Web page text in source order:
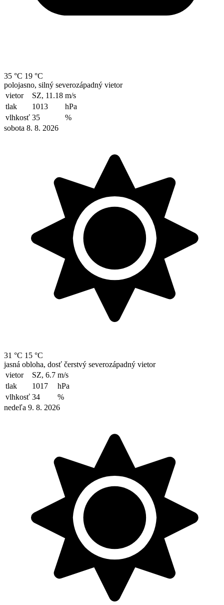
35 °C 19 °C
polojasno, silný severozápadný vietor
vietor
SZ, 11.18 m/s
tlak
1013
hPa
vlhkosť 35
%
sobota 8. 8. 2026
31 °C 15 °C
jasná obloha, dosť čerstvý severozápadný vietor
vietor
SZ, 6.7 m/s
tlak
1017
hPa
vlhkosť 34
%
nedeľa 9. 8. 2026